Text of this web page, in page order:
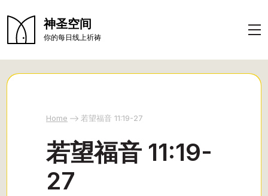
神圣空间
你的每日线上祈祷
Home 若望福音 11:19-27
若望福音 11:19-
27